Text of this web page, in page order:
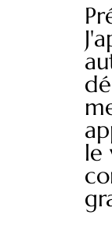
le